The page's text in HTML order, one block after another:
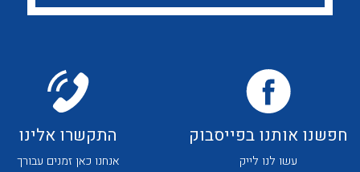
לכל מוצרי היצרן לכל מוצרי היצרן
חפשנו אותנו בפייסבוק
עשו לנו לייק
התקשרו אלינו
אנחנו כאן זמנים עבורך